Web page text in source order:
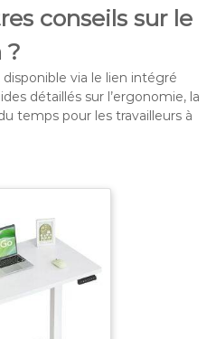
conseils sur le
?
via le lien intégré
détaillés sur l’ergonomie, la
temps pour les travailleurs à